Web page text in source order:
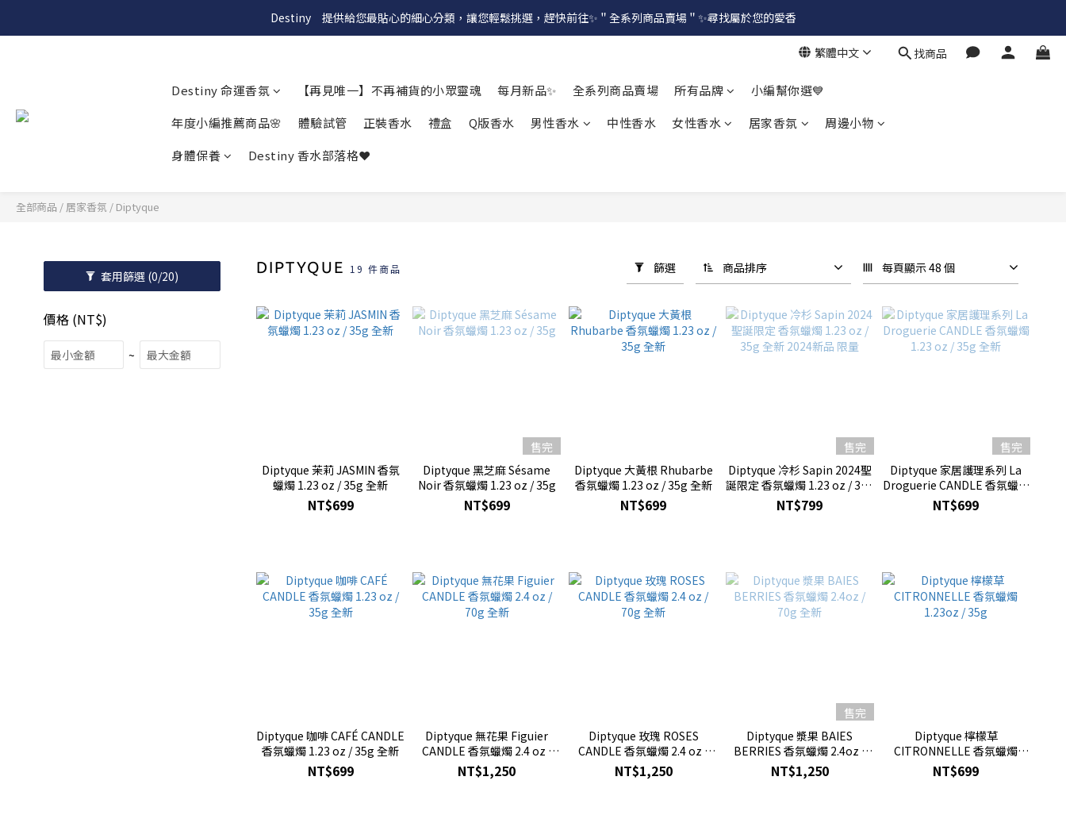
Destiny　提供給您最貼心的細心分類，讓您輕鬆挑選，趕快前往✨＂全系列商品賣場＂✨尋找屬於您的愛香
繁體中文 找商品
Destiny 命運香氛 【再見唯一】不再補貨的小眾靈魂 每月新品✨ 全系列商品賣場 所有品牌
小編幫你選💙
年度小編推薦商品🌸
體驗試管 正裝香水 禮盒 Q版香水 男性香水 中性香水 女性香水 居家香氛
周邊小物
身體保養
Destiny 香水部落格❤️
全部商品 / 居家香氛 / Diptyque
套用篩選 (0/20)
價格 (NT$)
~
DIPTYQUE 19 件商品 篩選 商品排序 每頁顯示 48 個
Diptyque 茉莉 JASMIN 香氛
蠟燭 1.23 oz / 35g 全新
NT$699
售完
Diptyque 黑芝麻 Sésame
Noir 香氛蠟燭 1.23 oz / 35g
NT$699
Diptyque 大黃根 Rhubarbe
香氛蠟燭 1.23 oz / 35g 全新
NT$699
售完
Diptyque 冷杉 Sapin 2024聖
誕限定 香氛蠟燭 1.23 oz / 35g
全新 2024新品 限量
NT$799
售完
Diptyque 家居護理系列 La
Droguerie CANDLE 香氛蠟燭
1.23 oz / 35g 全新
NT$699
Diptyque 咖啡 CAFÉ CANDLE
香氛蠟燭 1.23 oz / 35g 全新
NT$699
Diptyque 無花果 Figuier
CANDLE 香氛蠟燭 2.4 oz /
70g 全新
NT$1,250
Diptyque 玫瑰 ROSES
CANDLE 香氛蠟燭 2.4 oz /
70g 全新
NT$1,250
售完
Diptyque 漿果 BAIES
BERRIES 香氛蠟燭 2.4oz /
70g 全新
NT$1,250
Diptyque 檸檬草
CITRONNELLE 香氛蠟燭
1.23oz / 35g
NT$699